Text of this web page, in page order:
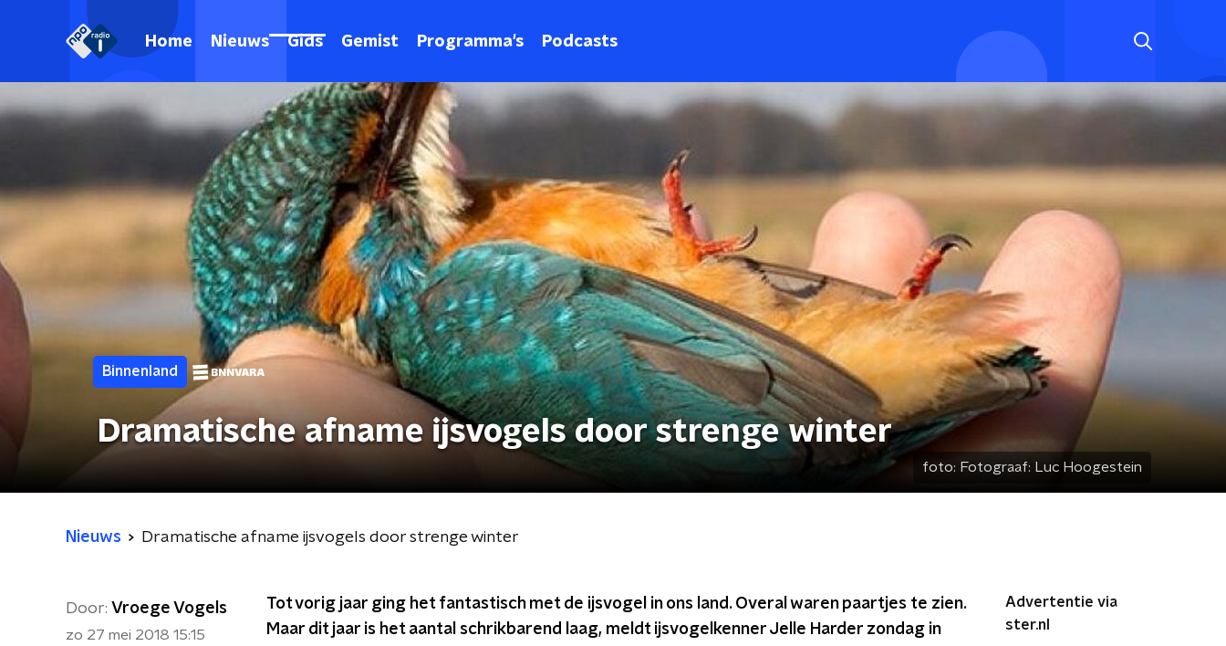
Home Nieuws Gids Gemist Programma's Podcasts
Binnenland
Dramatische afname ijsvogels door strenge winter
foto: Fotograaf: Luc Hoogestein
Nieuws Dramatische afname ijsvogels door strenge winter
Door: Vroege Vogels
zo 27 mei 2018 15:15
Tot vorig jaar ging het fantastisch met de ijsvogel in ons land. Overal waren paartjes te zien.
Maar dit jaar is het aantal schrikbarend laag, meldt ijsvogelkenner Jelle Harder zondag in
Advertentie via
ster.nl